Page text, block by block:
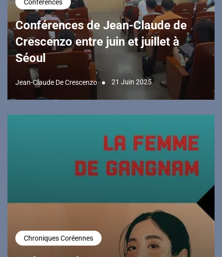
Conférences
Conférences de Jean-Claude de
Crescenzo entre juin et juillet à
Séoul
Jean-Claude De Crescenzo 21 Juin 2025
Chroniques Coréennes